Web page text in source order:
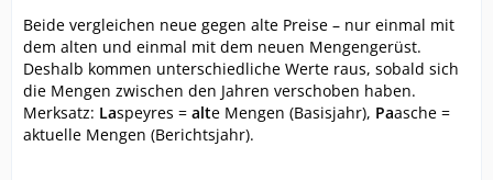
Beide vergleichen neue gegen alte Preise – nur einmal mit
dem alten und einmal mit dem neuen Mengengerüst.
Deshalb kommen unterschiedliche Werte raus, sobald sich
die Mengen zwischen den Jahren verschoben haben.
Merksatz: Laspeyres = alte Mengen (Basisjahr), Paasche =
aktuelle Mengen (Berichtsjahr).